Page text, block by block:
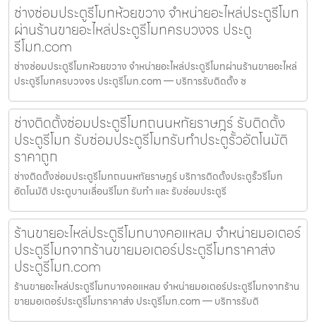
ช่างซ่อมประตูรีโมทห้วยขวาง จำหน่ายอะไหล่ประตูรีโมท
ผ่านร้านขายอะไหล่ประตูรีโมทครบวงจร ประตู
รีโมท.com
ช่างซ่อมประตูรีโมทห้วยขวาง จำหน่ายอะไหล่ประตูรีโมทผ่านร้านขายอะไหล่
ประตูรีโมทครบวงจร ประตูรีโมท.com — บริการรับติดตั้ง ซ
ช่างติดตั้งซ่อมประตูรีโมทถนนหทัยราษฎร์ รับติดตั้ง
ประตูรีโมท รับซ่อมประตูรีโมทรับทำประตูรั้วอัตโนมัติ
ราคาถูก
ช่างติดตั้งซ่อมประตูรีโมทถนนหทัยราษฎร์ บริการติดตั้งประตูรั้วรีโมท
อัตโนมัติ ประตูบานเลื่อนรีโมท รับทำ และ รับซ่อมประตูรี
ร้านขายอะไหล่ประตูรีโมทบางคอแหลม จำหน่ายมอเตอร์
ประตูรีโมทจากร้านขายมอเตอร์ประตูรีโมทราคาส่ง
ประตูรีโมท.com
ร้านขายอะไหล่ประตูรีโมทบางคอแหลม จำหน่ายมอเตอร์ประตูรีโมทจากร้าน
ขายมอเตอร์ประตูรีโมทราคาส่ง ประตูรีโมท.com — บริการรับติ